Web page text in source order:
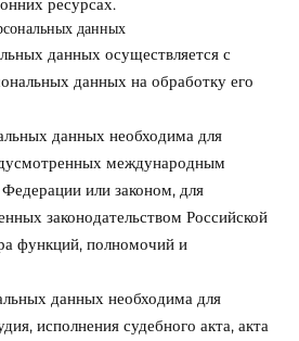
данных
данных осуществляется с
данных на обработку его
данных необходима для
международным
или законом, для
законодательством Российской
функций, полномочий и
данных необходима для
исполнения судебного акта, акта